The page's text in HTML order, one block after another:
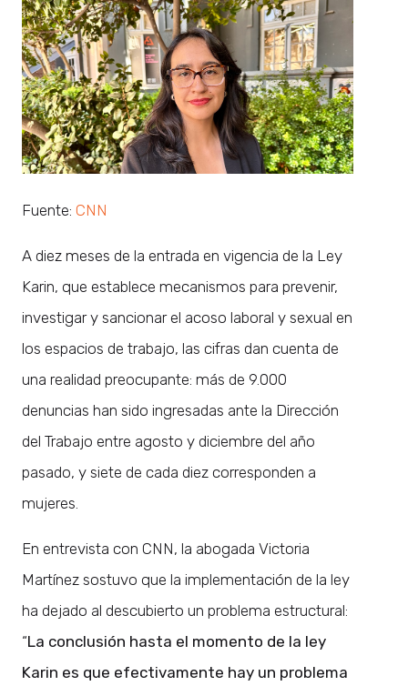
Fuente: CNN
A diez meses de la entrada en vigencia de la Ley
Karin, que establece mecanismos para prevenir,
investigar y sancionar el acoso laboral y sexual en
los espacios de trabajo, las cifras dan cuenta de
una realidad preocupante: más de 9.000
denuncias han sido ingresadas ante la Dirección
del Trabajo entre agosto y diciembre del año
pasado, y siete de cada diez corresponden a
mujeres.
En entrevista con CNN, la abogada Victoria
Martínez sostuvo que la implementación de la ley
ha dejado al descubierto un problema estructural:
“La conclusión hasta el momento de la ley
Karin es que efectivamente hay un problema